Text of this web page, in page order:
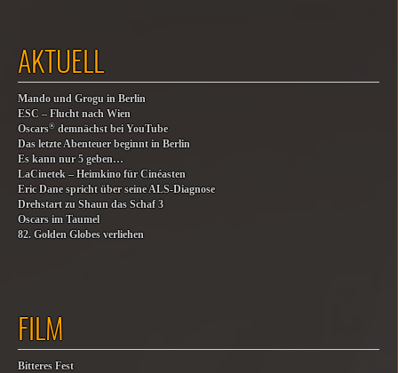
AKTUELL
Mando und Grogu in Berlin
ESC – Flucht nach Wien
Oscars® demnächst bei YouTube
Das letzte Abenteuer beginnt in Berlin
Es kann nur 5 geben…
LaCinetek – Heimkino für Cinéasten
Eric Dane spricht über seine ALS-Diagnose
Drehstart zu Shaun das Schaf 3
Oscars im Taumel
82. Golden Globes verliehen
FILM
Bitteres Fest